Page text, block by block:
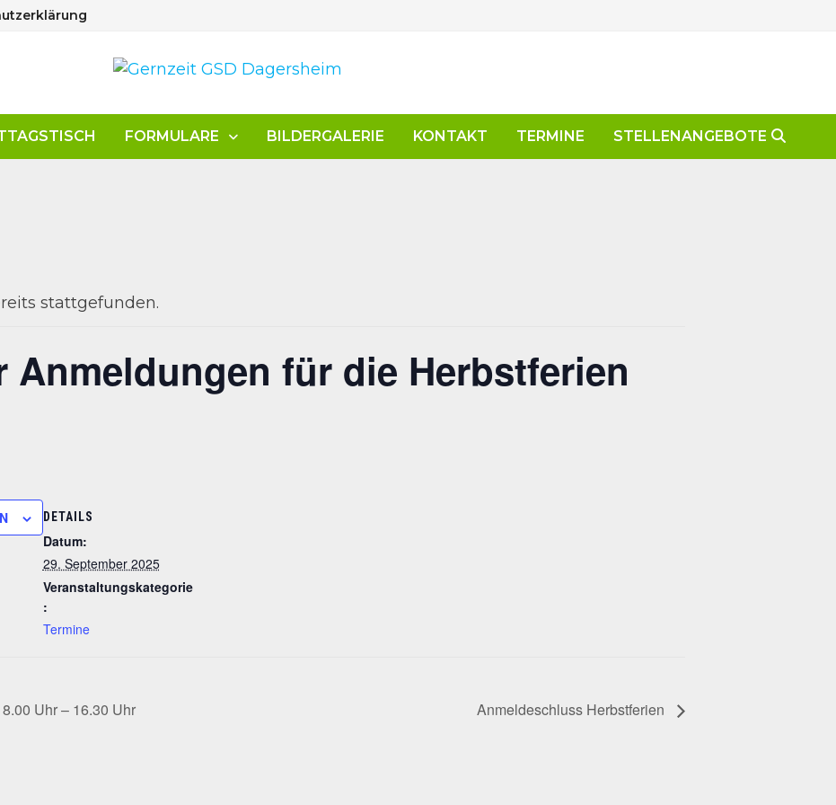
FORMULARE BILDERGALERIE KONTAKT TERMINE STELLENANGEBOTE
stattgefunden.
Anmeldungen für die Herbstferien
DETAILS
Datum:
29. September 2025
Veranstaltungskategorie
:
Termine
Uhr – 16.30 Uhr Anmeldeschluss Herbstferien